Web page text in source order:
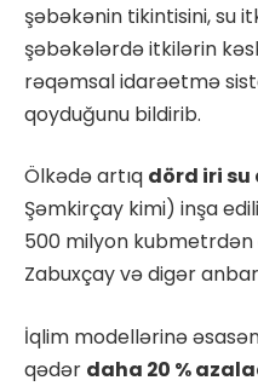
şəbəkənin tikintisini, su
şəbəkələrdə itkilərin
rəqəmsal idarəetmə
qoyduğunu bildirib.
Ölkədə artıq dörd iri su
Şəmkirçay kimi) inşa
500 milyon kubmetrdən
Zabuxçay və digər
İqlim modellərinə
qədər daha 20 %